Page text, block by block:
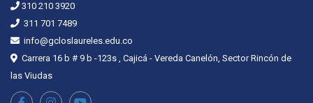
310 210 3920
311 701 7489
info@gcloslaureles.edu.co
Carrera 16 b # 9 b -123s , Cajicá - Vereda Canelón, Sector Rincón de
las Viudas